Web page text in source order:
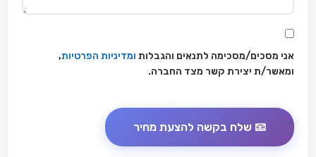
אני מסכים/מסכימה לתנאים והגבלות ומדיניות הפרטיות,
ומאשר/ת יצירת קשר מצד החברה.